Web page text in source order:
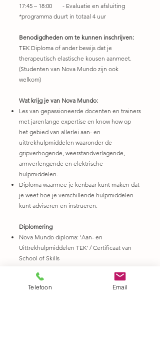
17:45 – 18:00 - Evaluatie en afsluiting
*programma duurt in totaal 4 uur
Benodigdheden om te kunnen inschrijven:
TEK Diploma of ander bewijs dat je
therapeutisch elastische kousen aanmeet.
(Studenten van Nova Mundo zijn ook
welkom)
Wat krijg je van Nova Mundo:
Les van gepassioneerde docenten en trainers
met jarenlange expertise en know how op
het gebied van allerlei aan- en
uittrekhulpmiddelen waaronder de
gripverhogende, weerstandverlagende,
armverlengende en elektrische
hulpmiddelen.
Diploma waarmee je kenbaar kunt maken dat
je weet hoe je verschillende hulpmiddelen
kunt adviseren en instrueren.
Diplomering
Nova Mundo diploma: 'Aan- en
Uittrekhulpmiddelen TEK' / Certificaat van
School of Skills
Docenten:
Edith Hagedoren (Zuyd Hogeschool, Docent
Telefoon Email